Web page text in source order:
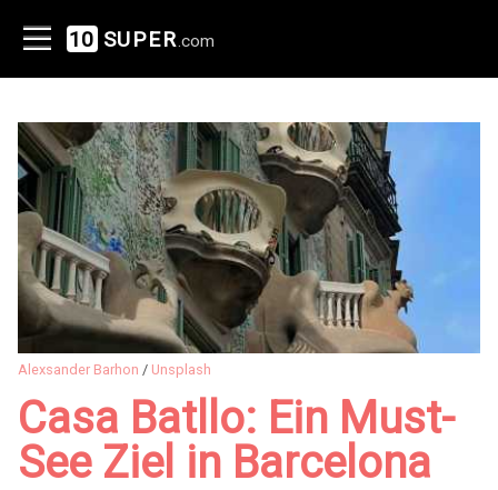
10 SUPER .com
Alexsander Barhon / Unsplash
Casa Batllo: Ein Must-
See Ziel in Barcelona